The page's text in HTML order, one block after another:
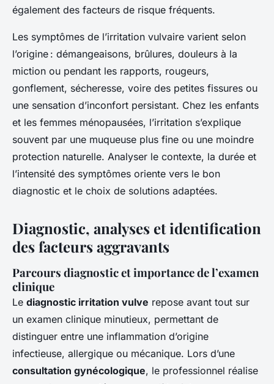
également des facteurs de risque fréquents.
Les symptômes de l’irritation vulvaire varient selon
l’origine : démangeaisons, brûlures, douleurs à la
miction ou pendant les rapports, rougeurs,
gonflement, sécheresse, voire des petites fissures ou
une sensation d’inconfort persistant. Chez les enfants
et les femmes ménopausées, l’irritation s’explique
souvent par une muqueuse plus fine ou une moindre
protection naturelle. Analyser le contexte, la durée et
l’intensité des symptômes oriente vers le bon
diagnostic et le choix de solutions adaptées.
Diagnostic, analyses et identification
des facteurs aggravants
Parcours diagnostic et importance de l’examen
clinique
Le diagnostic irritation vulve repose avant tout sur
un examen clinique minutieux, permettant de
distinguer entre une inflammation d’origine
infectieuse, allergique ou mécanique. Lors d’une
consultation gynécologique, le professionnel réalise